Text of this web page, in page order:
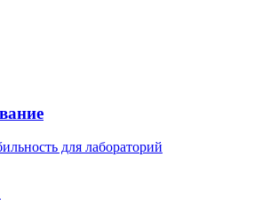
для лабораторий